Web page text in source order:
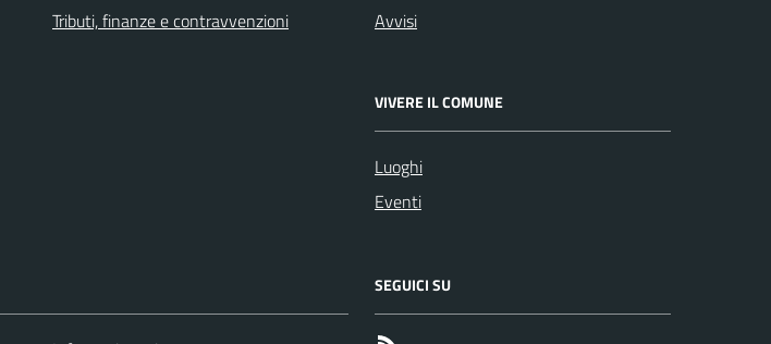
Tributi, finanze e contravvenzioni
Avvisi
VIVERE IL COMUNE
Luoghi
Eventi
SEGUICI SU